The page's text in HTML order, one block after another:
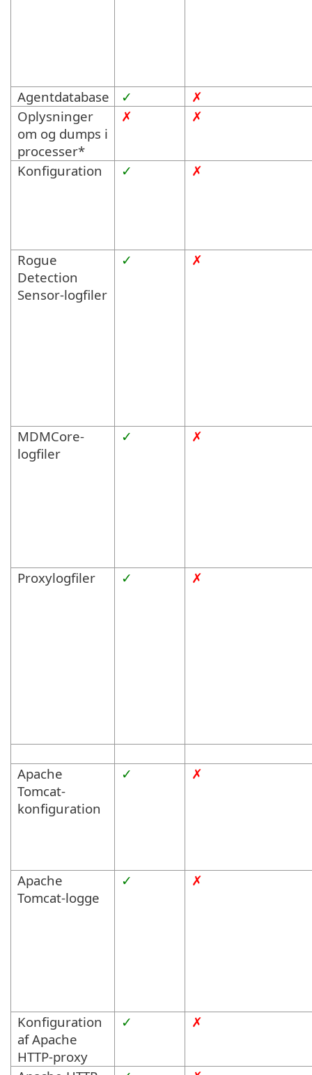
Agentdatabase ✓
✗
Oplysninger
om og dumps i
processer*
✗ ✗
Konfiguration ✓ ✗
Rogue
Detection
Sensor-logfiler
✓ ✗
MDMCore-
logfiler
✓ ✗
Proxylogfiler ✓ ✗
Apache
Tomcat-
konfiguration
✓ ✗
Apache
Tomcat-logge
✓ ✗
Konfiguration
af Apache
HTTP-proxy
✓ ✗